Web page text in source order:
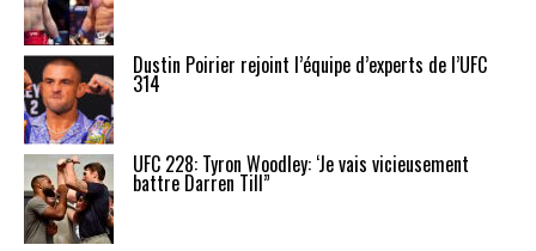
Dustin Poirier rejoint l’équipe d’experts de l’UFC
314
UFC 228: Tyron Woodley: ‘Je vais vicieusement
battre Darren Till”